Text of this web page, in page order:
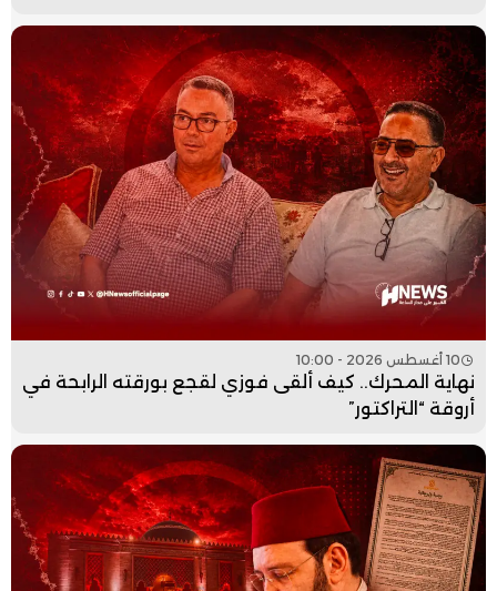
10 أغسطس 2026 - 10:00
نهاية المحرك.. كيف ألقى فوزي لقجع بورقته الرابحة في
أروقة “التراكتور”